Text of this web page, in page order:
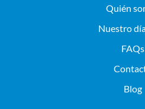
Quién
Nuestro
FAQs
Blog